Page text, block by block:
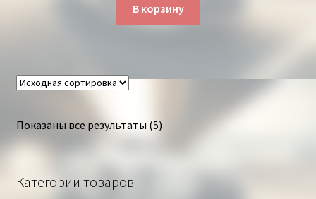
В корзину
Показаны все результаты (5)
Категории товаров